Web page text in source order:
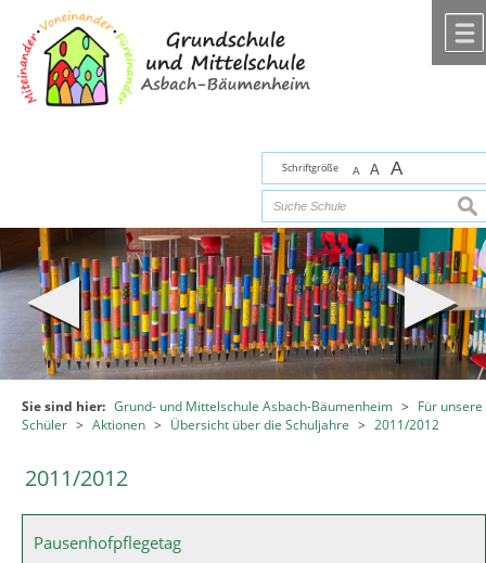
Zum Inhalt,
Schriftgröße A A A
Sie sind hier: Grund- und Mittelschule Asbach-Bäumenheim >
Für unsere
Schüler > Aktionen > Übersicht über die Schuljahre > 2011/2012
2011/2012
Pausenhofpflegetag